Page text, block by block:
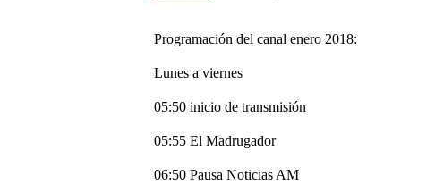
Programación del canal enero 2018:
Lunes a viernes
05:50 inicio de transmisión
05:55 El Madrugador
06:50 Pausa Noticias AM